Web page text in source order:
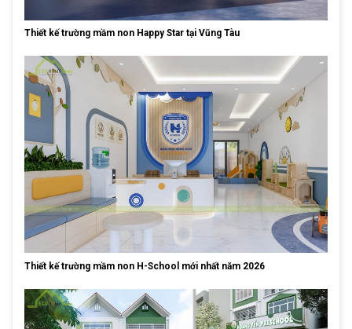
Thiết kế trường mầm non Happy Star tại Vũng Tàu
Thiết kế trường mầm non H-School mới nhất năm 2026